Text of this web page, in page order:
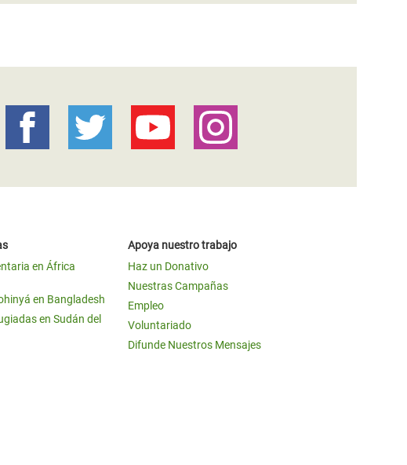
en África
en Bangladesh
en Sudán del
Apoya nuestro trabajo
Haz un Donativo
Nuestras Campañas
Empleo
Voluntariado
Difunde Nuestros Mensajes